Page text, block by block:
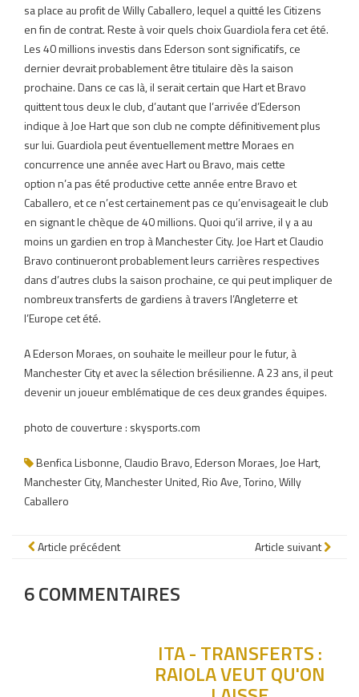
sa place au profit de Willy Caballero, lequel a quitté les Citizens
en fin de contrat. Reste à voir quels choix Guardiola fera cet été.
Les 40 millions investis dans Ederson sont significatifs, ce
dernier devrait probablement être titulaire dès la saison
prochaine. Dans ce cas là, il serait certain que Hart et Bravo
quittent tous deux le club, d’autant que l’arrivée d’Ederson
indique à Joe Hart que son club ne compte définitivement plus
sur lui. Guardiola peut éventuellement mettre Moraes en
concurrence une année avec Hart ou Bravo, mais cette
option n’a pas été productive cette année entre Bravo et
Caballero, et ce n’est certainement pas ce qu’envisageait le club
en signant le chèque de 40 millions. Quoi qu’il arrive, il y a au
moins un gardien en trop à Manchester City. Joe Hart et Claudio
Bravo continueront probablement leurs carrières respectives
dans d’autres clubs la saison prochaine, ce qui peut impliquer de
nombreux transferts de gardiens à travers l’Angleterre et
l’Europe cet été.
A Ederson Moraes, on souhaite le meilleur pour le futur, à
Manchester City et avec la sélection brésilienne. A 23 ans, il peut
devenir un joueur emblématique de ces deux grandes équipes.
photo de couverture : skysports.com
Benfica Lisbonne,Claudio Bravo,Ederson Moraes,Joe Hart,
Manchester City,Manchester United,Rio Ave,Torino,Willy
Caballero
Article précédent Article suivant
6COMMENTAIRES
ITA - TRANSFERTS :
RAIOLA VEUT QU'ON